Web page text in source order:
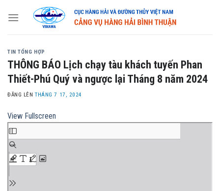
TIN TỔNG HỢP
THÔNG BÁO Lịch chạy tàu khách tuyến Phan
Thiết-Phú Quý và ngược lại Tháng 8 năm 2024
ĐĂNG LÊNTHÁNG 7 17, 2024
View Fullscreen